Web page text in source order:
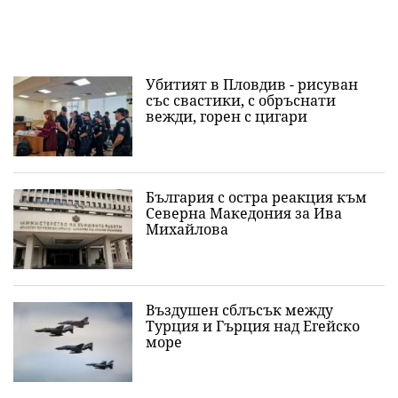
Убитият в Пловдив - рисуван
със свастики, с обръснати
вежди, горен с цигари
България с остра реакция към
Северна Македония за Ива
Михайлова
Въздушен сблъсък между
Турция и Гърция над Егейско
море